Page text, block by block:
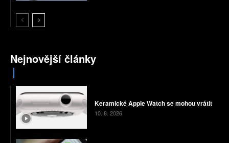
Nejnovější články
Keramické Apple Watch se mohou vrátit
10. 8. 2026